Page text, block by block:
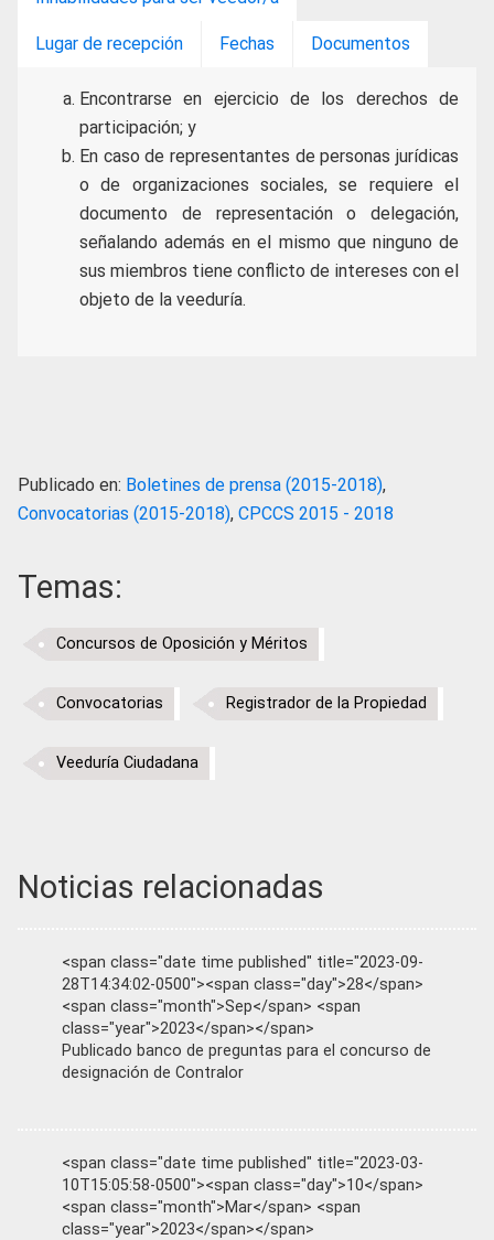
Lugar de recepción Fechas Documentos
Encontrarse en ejercicio de los derechos de
participación; y
En caso de representantes de personas jurídicas
o de organizaciones sociales, se requiere el
documento de representación o delegación,
señalando además en el mismo que ninguno de
sus miembros tiene conflicto de intereses con el
objeto de la veeduría.
Publicado en: Boletines de prensa (2015-2018),
Convocatorias (2015-2018), CPCCS 2015 - 2018
Temas:
Concursos de Oposición y Méritos
Convocatorias Registrador de la Propiedad
Veeduría Ciudadana
Noticias relacionadas
<span class="date time published" title="2023-09-
28T14:34:02-0500"><span class="day">28</span>
<span class="month">Sep</span> <span
class="year">2023</span></span>
Publicado banco de preguntas para el concurso de
designación de Contralor
<span class="date time published" title="2023-03-
10T15:05:58-0500"><span class="day">10</span>
<span class="month">Mar</span> <span
class="year">2023</span></span>